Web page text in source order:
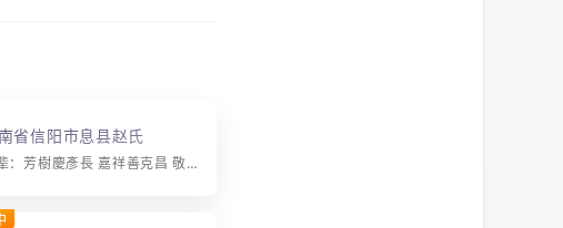
省信阳市息县赵氏
字辈：芳樹慶彥長 嘉祥善克昌 敬尊忠厚訓 榮祖繼書香